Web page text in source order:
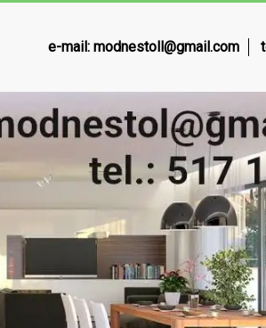
e-mail: modnestoll@gmail.com